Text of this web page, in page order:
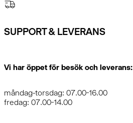
SUPPORT & LEVERANS
Vi har öppet för besök och leverans:
måndag-torsdag: 07.00-16.00
fredag: 07.00-14.00